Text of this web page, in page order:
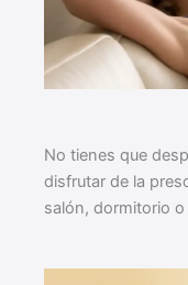
No tienes que
disfrutar de la
salón, dormitorio